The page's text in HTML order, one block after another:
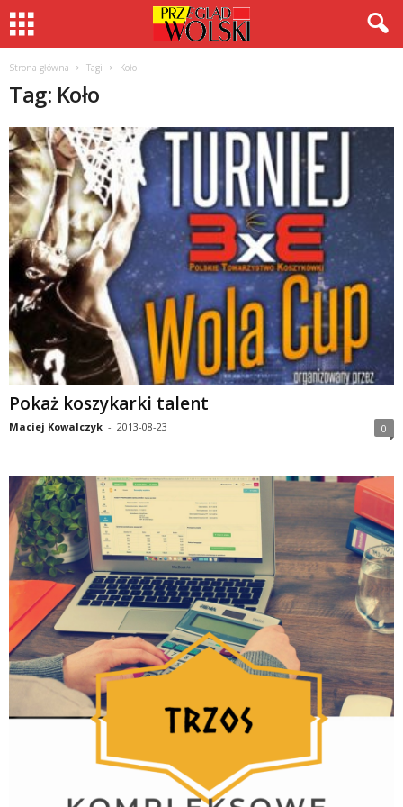
Strona główna Tagi Koło
Tag: Koło
Pokaż koszykarki talent
Maciej Kowalczyk - 2013-08-23 0